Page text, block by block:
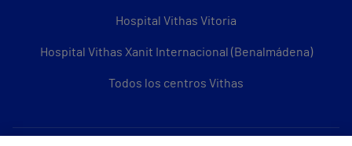
Hospital Vithas Vitoria
Hospital Vithas Xanit Internacional (Benalmádena)
Todos los centros Vithas